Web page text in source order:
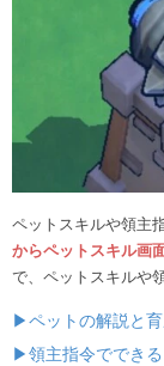
ペットスキルや領主
からペットスキル画
で、ペットスキルや
▶ペットの解説と
▶領主指令ででき